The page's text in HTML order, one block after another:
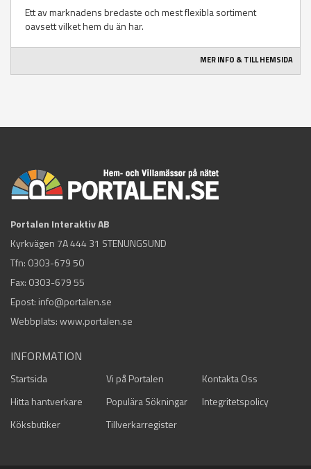
Ett av marknadens bredaste och mest flexibla sortiment
oavsett vilket hem du än har.
MER INFO & TILL HEMSIDA
Portalen Interaktiv AB
Kyrkvägen 7A 444 31 STENUNGSUND
Tfn: 0303-679 50
Fax: 0303-679 55
Epost: info@portalen.se
Webbplats: www.portalen.se
INFORMATION
Startsida Vi på Portalen
Kontakta Oss
Hitta hantverkare
Populära Sökningar
Integritetspolicy
Köksbutiker
Tillverkarregister